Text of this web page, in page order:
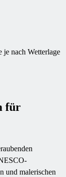
je nach Wetterlage
für
und malerischen